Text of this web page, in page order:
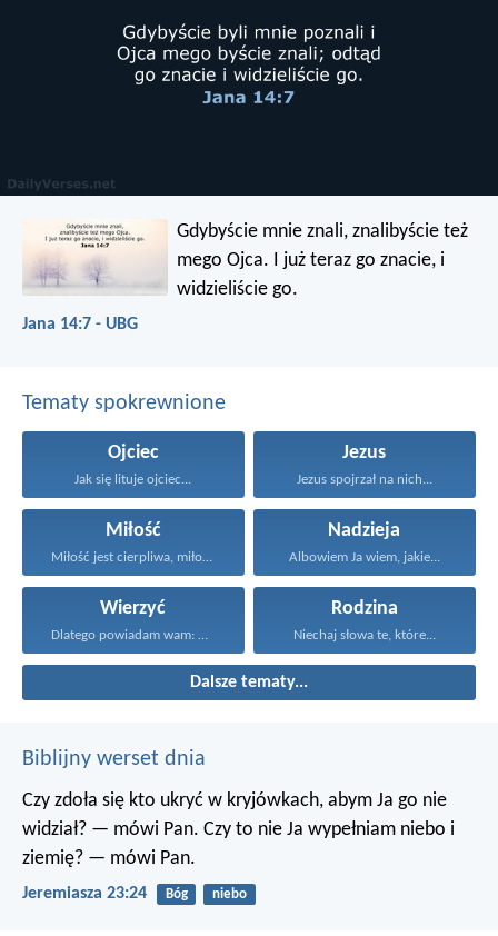
Gdybyście mnie znali, znalibyście też
mego Ojca. I już teraz go znacie, i
widzieliście go.
Jana 14:7 - UBG
Tematy spokrewnione
Ojciec
Jak się lituje ojciec...
Jezus
Jezus spojrzał na nich...
Miłość
Miłość jest cierpliwa, miłość...
Nadzieja
Albowiem Ja wiem, jakie...
Wierzyć
Dlatego powiadam wam: Wszystko...
Rodzina
Niechaj słowa te, które...
Dalsze tematy...
Biblijny werset dnia
Czy zdoła się kto ukryć w kryjówkach, abym Ja go nie
widział? — mówi Pan. Czy to nie Ja wypełniam niebo i
ziemię? — mówi Pan.
Jeremiasza 23:24 Bóg niebo